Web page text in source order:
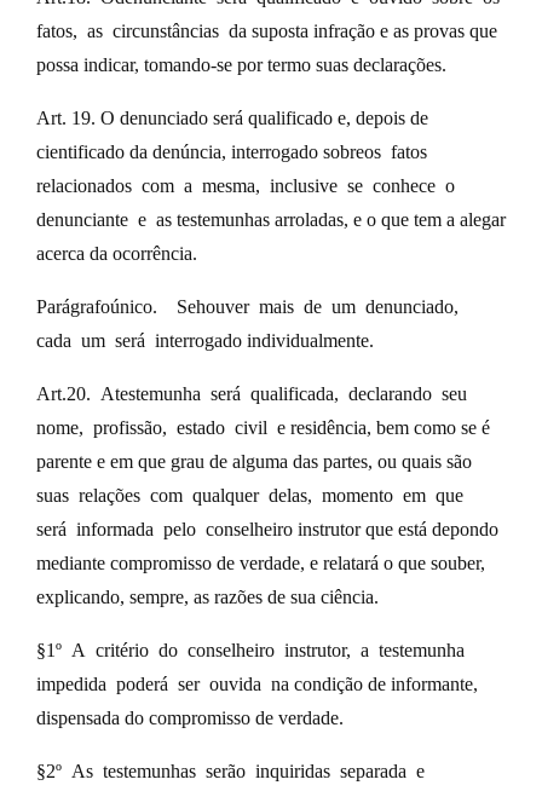
fatos, as circunstâncias da suposta infração e as provas que
possa indicar, tomando-se por termo suas declarações.
Art. 19. O denunciado será qualificado e, depois de
cientificado da denúncia, interrogado sobreos fatos
relacionados com a mesma, inclusive se conhece o
denunciante e as testemunhas arroladas, e o que tem a alegar
acerca da ocorrência.
Parágrafoúnico. Sehouver mais de um denunciado,
cada um será interrogado individualmente.
Art.20. Atestemunha será qualificada, declarando seu
nome, profissão, estado civil e residência, bem como se é
parente e em que grau de alguma das partes, ou quais são
suas relações com qualquer delas, momento em que
será informada pelo conselheiro instrutor que está depondo
mediante compromisso de verdade, e relatará o que souber,
explicando, sempre, as razões de sua ciência.
§1º A critério do conselheiro instrutor, a testemunha
impedida poderá ser ouvida na condição de informante,
dispensada do compromisso de verdade.
§2º As testemunhas serão inquiridas separada e